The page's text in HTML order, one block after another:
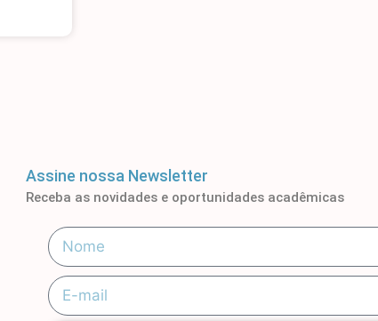
Assine nossa Newsletter
Receba as novidades e oportunidades acadêmicas